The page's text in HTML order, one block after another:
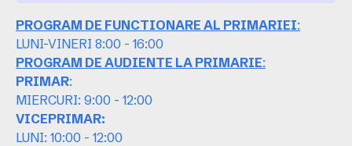
PROGRAM DE FUNCTIONARE AL PRIMARIEI:
LUNI-VINERI 8:00 - 16:00
PROGRAM DE AUDIENTE LA PRIMARIE:
PRIMAR:
MIERCURI: 9:00 - 12:00
VICEPRIMAR:
LUNI: 10:00 - 12:00